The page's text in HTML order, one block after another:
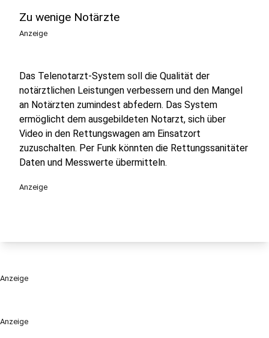
Anzeige
Zu wenige Notärzte
Anzeige
Das Telenotarzt-System soll die Qualität der
notärztlichen Leistungen verbessern und den Mangel
an Notärzten zumindest abfedern. Das System
ermöglicht dem ausgebildeten Notarzt, sich über
Video in den Rettungswagen am Einsatzort
zuzuschalten. Per Funk könnten die Rettungssanitäter
Daten und Messwerte übermitteln.
Anzeige
Anzeige